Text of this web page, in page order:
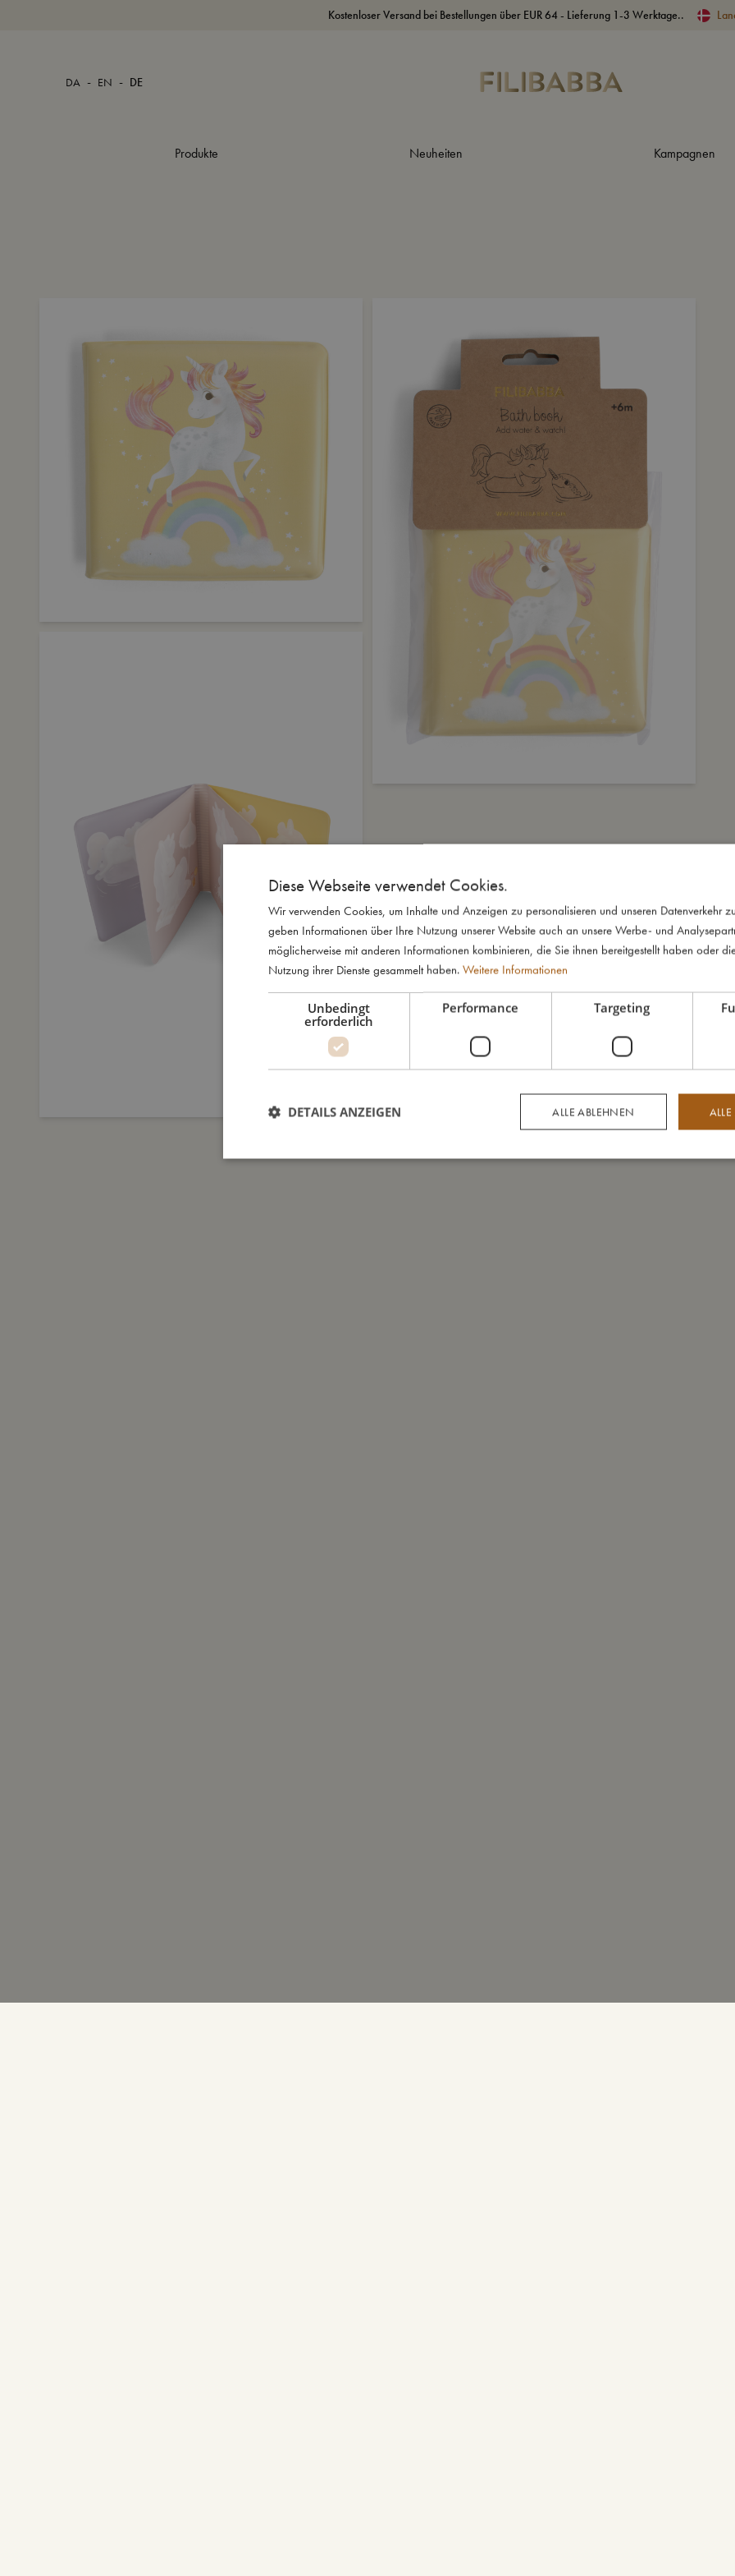
Kostenloser Versand bei Bestellungen über EUR 64 - Lieferung 1-3 Werktage..
DA - EN - DE
Produkte Neuheiten Kampagnen
Diese Webseite verwendet Cookies.
Wir verwenden Cookies, um Inhalte und Anzeigen zu personalisieren und unseren Datenverkehr
geben Informationen über Ihre Nutzung unserer Website auch an unsere Werbe- und
möglicherweise mit anderen Informationen kombinieren, die Sie ihnen bereitgestellt haben oder
Nutzung ihrer Dienste gesammelt haben. Weitere Informationen
Unbedingt
erforderlich
Performance Targeting
ALLE ABLEHNEN
DETAILS ANZEIGEN